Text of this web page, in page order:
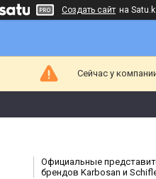
Создать сайт на
Сейчас у
Официальные
брендов Karbosan и